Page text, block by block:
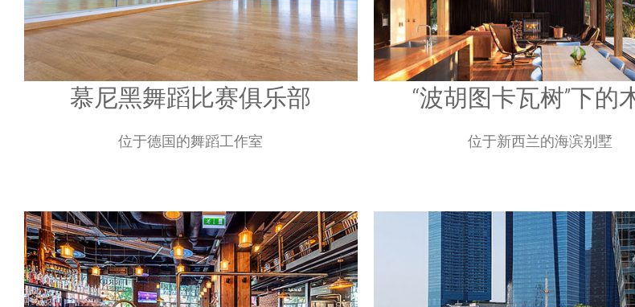
慕尼黑舞蹈比赛俱乐部
位于德国的舞蹈工作室
“波胡图卡瓦树”下的
位于新西兰的海滨别墅